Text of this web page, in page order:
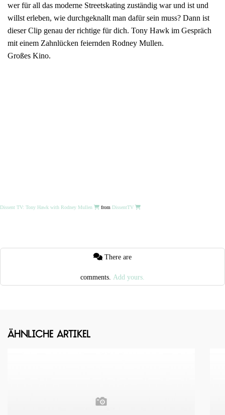
wer für all das moderne Streetskating zuständig war und ist und
willst erleben, wie durchgeknallt man dafür sein muss? Dann ist
dieser Clip genau der richtige für dich. Tony Hawk im Gespräch
mit einem Zahnlücken feiernden Rodney Mullen.
Großes Kino.
Dissent TV: Tony Hawk with Rodney Mullen from DissentTV
comments. Add yours.
Ähnliche Artikel